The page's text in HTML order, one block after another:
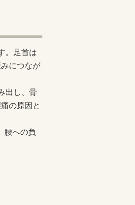
。足首は
につなが
出し、骨
の原因と
腰への負